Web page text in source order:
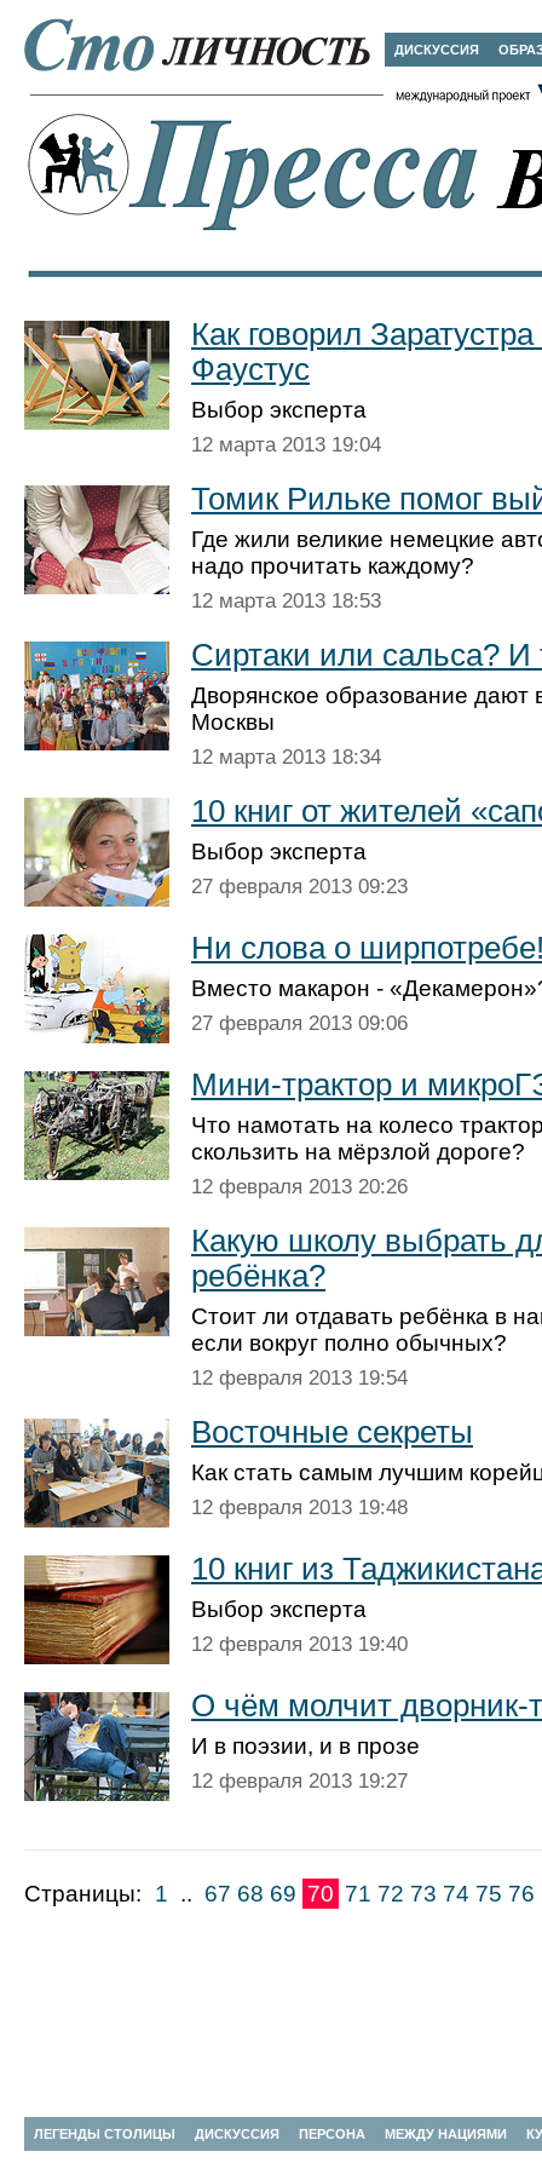
ДИСКУССИЯ
Как говорил
Фаустус
Выбор эксперта
12 марта 2013 19:04
Томик Рильке помог
Где жили великие немецкие
надо прочитать каждому?
12 марта 2013 18:53
Сиртаки или сальса? И
Дворянское образование дают
Москвы
12 марта 2013 18:34
10 книг от жителей
Выбор эксперта
27 февраля 2013 09:23
Ни слова о
Вместо макарон -
27 февраля 2013 09:06
Мини-трактор и
Что намотать на колесо
скользить на мёрзлой дороге?
12 февраля 2013 20:26
Какую школу выбрать
ребёнка?
Стоит ли отдавать ребёнка в
если вокруг полно обычных?
12 февраля 2013 19:54
Восточные секреты
Как стать самым лучшим
12 февраля 2013 19:48
10 книг из
Выбор эксперта
12 февраля 2013 19:40
О чём молчит дворник-
И в поэзии, и в прозе
12 февраля 2013 19:27
Страницы: 1 .. 67 68 69 70 71 72 73 74 75 76
ЛЕГЕНДЫ СТОЛИЦЫ ДИСКУССИЯ ПЕРСОНА МЕЖДУ НАЦИЯМИ